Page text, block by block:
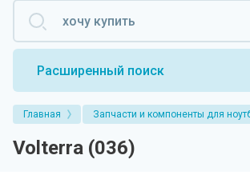
Расширенный поиск
Главная Запчасти и компоненты для
Volterra (036)